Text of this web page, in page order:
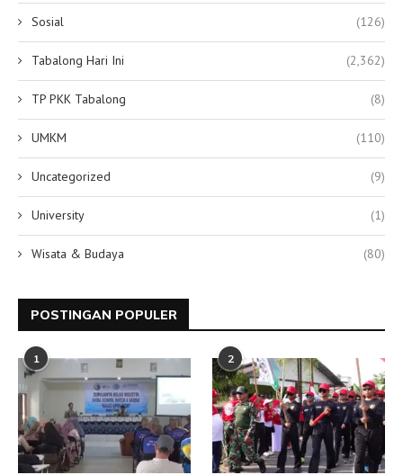
Sosial (126)
Tabalong Hari Ini (2,362)
TP PKK Tabalong (8)
UMKM (110)
Uncategorized (9)
University (1)
Wisata & Budaya (80)
POSTINGAN POPULER
1 2